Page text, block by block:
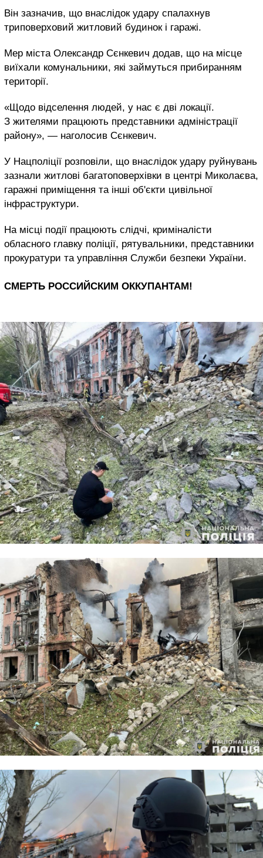
Він зазначив, що внаслідок удару спалахнув
триповерховий житловий будинок і гаражі.
Мер міста Олександр Сєнкевич додав, що на місце
виїхали комунальники, які займуться прибиранням
території.
«Щодо відселення людей, у нас є дві локації.
З жителями працюють представники адміністрації
району», — наголосив Сєнкевич.
У Нацполіції розповіли, що внаслідок удару руйнувань
зазнали житлові багатоповерхівки в центрі Миколаєва,
гаражні приміщення та інші об'єкти цивільної
інфраструктури.
На місці події працюють слідчі, криміналісти
обласного главку поліції, рятувальники, представники
прокуратури та управління Служби безпеки України.
СМЕРТЬ РОССИЙСКИМ ОККУПАНТАМ!